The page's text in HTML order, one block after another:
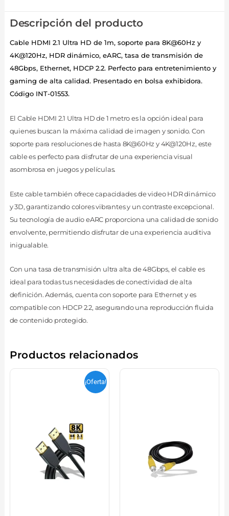
Descripción del producto
Cable HDMI 2.1 Ultra HD de 1m, soporte para 8K@60Hz y
4K@120Hz, HDR dinámico, eARC, tasa de transmisión de
48Gbps, Ethernet, HDCP 2.2. Perfecto para entretenimiento y
gaming de alta calidad. Presentado en bolsa exhibidora.
Código INT-01553.
El Cable HDMI 2.1 Ultra HD de 1 metro es la opción ideal para
quienes buscan la máxima calidad de imagen y sonido. Con
soporte para resoluciones de hasta 8K@60Hz y 4K@120Hz, este
cable es perfecto para disfrutar de una experiencia visual
asombrosa en juegos y películas.
Este cable también ofrece capacidades de video HDR dinámico
y 3D, garantizando colores vibrantes y un contraste excepcional.
Su tecnología de audio eARC proporciona una calidad de sonido
envolvente, permitiendo disfrutar de una experiencia auditiva
inigualable.
Con una tasa de transmisión ultra alta de 48Gbps, el cable es
ideal para todas tus necesidades de conectividad de alta
definición. Además, cuenta con soporte para Ethernet y es
compatible con HDCP 2.2, asegurando una reproducción fluida
de contenido protegido.
Productos relacionados
¡Oferta!